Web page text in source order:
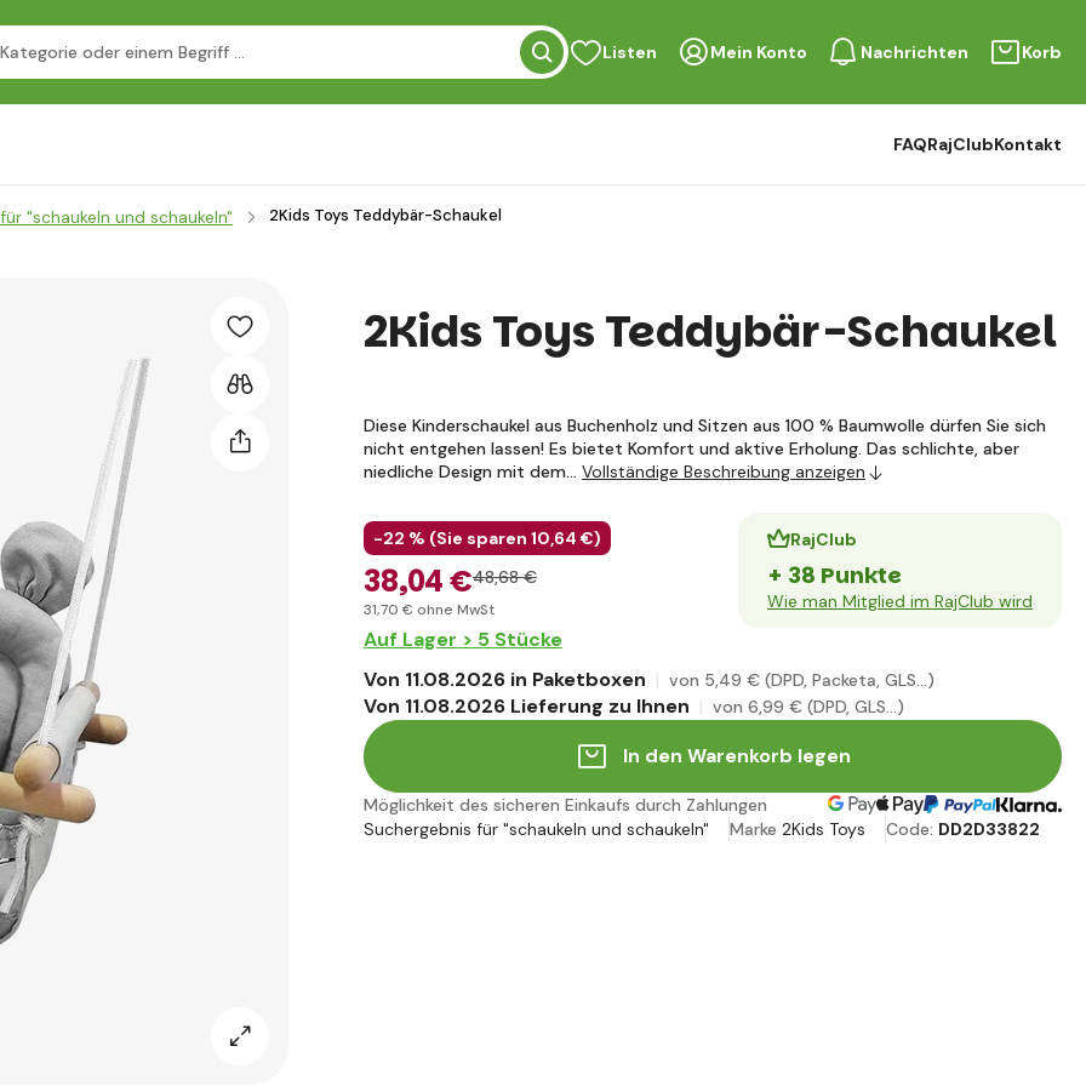
Listen Mein Konto Nachrichten Korb
FAQRajClubKontakt
"schaukeln und schaukeln" 2Kids Toys Teddybär-Schaukel
2Kids Toys Teddybär-Schaukel
Diese Kinderschaukel aus Buchenholz und Sitzen aus 100 % Baumwolle dürfen Sie sich
nicht entgehen lassen! Es bietet Komfort und aktive Erholung. Das schlichte, aber
niedliche Design mit dem… Vollständige Beschreibung anzeigen
-22 % (Sie sparen 10,64 €)
38,04 €48,68 €
31,70 € ohne MwSt
RajClub
+ 38 Punkte
Wie man Mitglied im RajClub wird
Auf Lager > 5 Stücke
Von 11.08.2026 in Paketboxen
von 5,49 € (DPD, Packeta, GLS...)
Von 11.08.2026 Lieferung zu Ihnen von 6,99 € (DPD, GLS...)
In den Warenkorb legen
Möglichkeit des sicheren Einkaufs durch Zahlungen
Suchergebnis für "schaukeln und schaukeln"
Marke 2Kids Toys Code: DD2D33822